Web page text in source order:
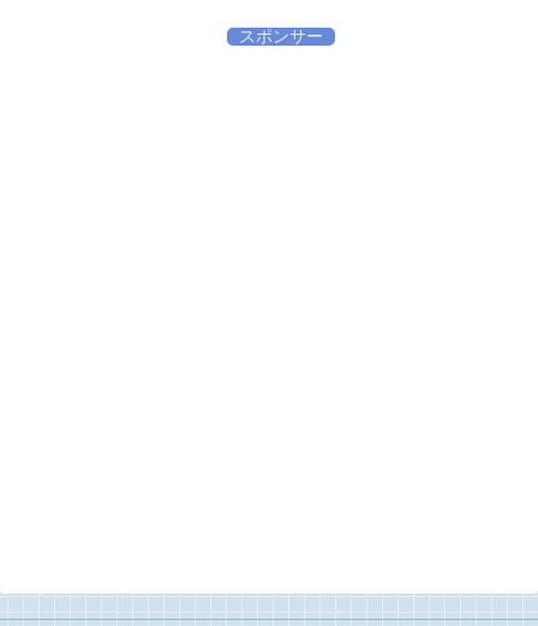
スポンサー